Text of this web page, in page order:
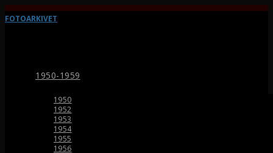
FOTOARKIVET
1950-1959
1950
1952
1953
1954
1955
1956